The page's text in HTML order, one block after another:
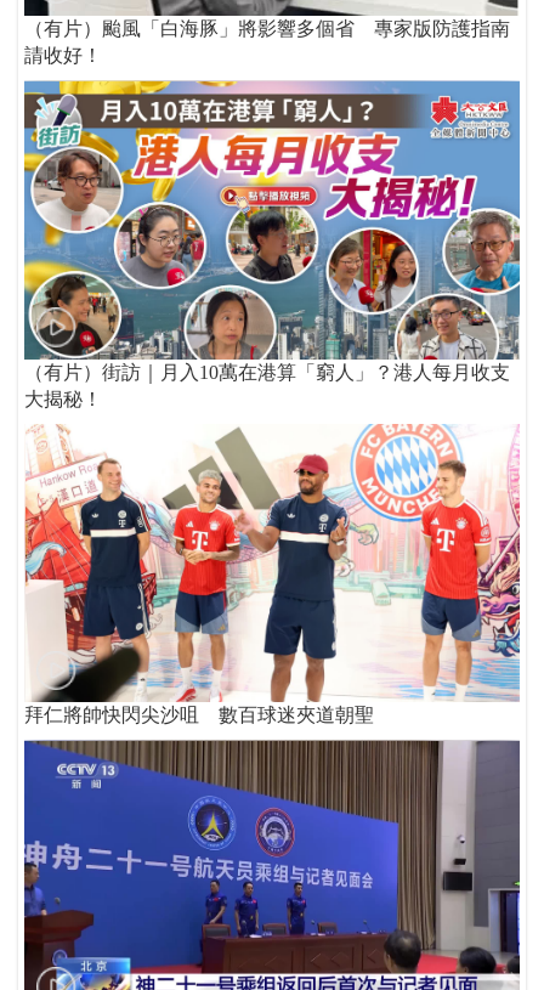
（有片）颱風「白海豚」將影響多個省 專家版防護指南
請收好！
（有片）街訪｜月入10萬在港算「窮人」？港人每月收支
大揭秘！
拜仁將帥快閃尖沙咀 數百球迷夾道朝聖